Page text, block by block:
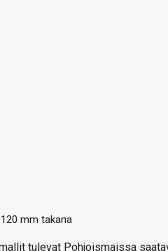
mm takana
tulevat Pohjoismaissa